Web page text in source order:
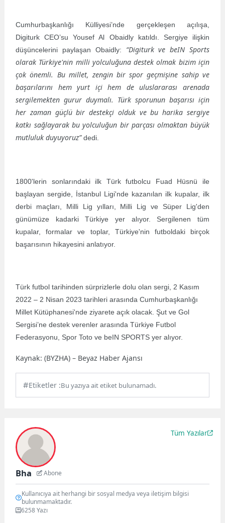
Cumhurbaşkanlığı Külliyesi’nde gerçekleşen açılışa,
Digiturk CEO’su Yousef Al Obaidly katıldı. Sergiye ilişkin
düşüncelerini paylaşan Obaidly: “Digiturk ve beIN Sports
olarak Türkiye'nin milli yolculuğuna destek olmak bizim için
çok önemli. Bu millet, zengin bir spor geçmişine sahip ve
başarılarını hem yurt içi hem de uluslararası arenada
sergilemekten gurur duymalı. Türk sporunun başarısı için
her zaman güçlü bir destekçi olduk ve bu harika sergiye
katkı sağlayarak bu yolculuğun bir parçası olmaktan büyük
mutluluk duyuyoruz”dedi.
1800'lerin sonlarındaki ilk Türk futbolcu Fuad Hüsnü ile
başlayan sergide, İstanbul Ligi'nde kazanılan ilk kupalar, ilk
derbi maçları, Milli Lig yılları, Milli Lig ve Süper Lig'den
günümüze kadarki Türkiye yer alıyor. Sergilenen tüm
kupalar, formalar ve toplar, Türkiye'nin futboldaki birçok
başarısının hikayesini anlatıyor.
Türk futbol tarihinden sürprizlerle dolu olan sergi, 2 Kasım
2022 – 2 Nisan 2023 tarihleri arasında Cumhurbaşkanlığı
Millet Kütüphanesi'nde ziyarete açık olacak. Şut ve Gol
Sergisi’ne destek verenler arasında Türkiye Futbol
Federasyonu, Spor Toto ve beIN SPORTS yer alıyor.
Kaynak: (BYZHA) – Beyaz Haber Ajansı
Etiketler :Bu yazıya ait etiket bulunamadı.
Bha Abone
Tüm Yazılar
Kullanıcıya ait herhangi bir sosyal medya veya iletişim bilgisi
bulunmamaktadır.
6258 Yazı